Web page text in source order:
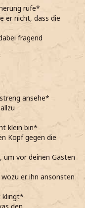
rufe*
er nicht, dass die
fragend
ansehe*
klein bin*
Kopf gegen die
um vor deinen Gästen
er ihn ansonsten
klingt*